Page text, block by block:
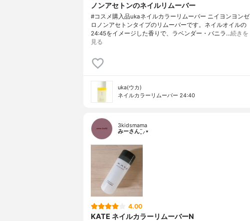
ノンアセトンのネイルリムーバー
#コスメ購入品ukaネイルカラーリムーバー ニイヨンヨンゼ
ロノンアセトンタイプのリムーバーです。ネイルオイルの
24:45をイメージした香りで、ラベンダー・バニラ…続きを
見る
uka(ウカ)
ネイルカラーリムーバー 24:40
3kidsmama
みーさん¨̮⸝⋆
4.00
KATE ネイルカラーリムーバーN